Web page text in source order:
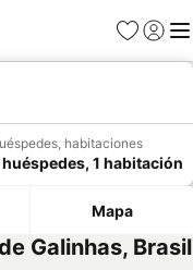
Favoritos
Iniciar
habitaciones
1 habitación
Mapa
Galinhas, Brasil